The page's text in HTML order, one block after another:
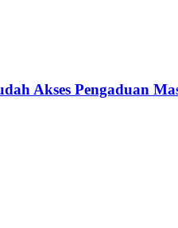
Akses Pengaduan